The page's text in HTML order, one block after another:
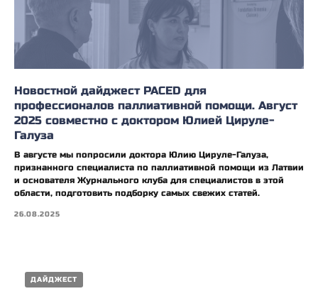
Новостной дайджест PACED для
профессионалов паллиативной помощи. Август
2025 совместно с доктором Юлией Цируле-
Галуза
В августе мы попросили доктора Юлию Цируле-Галуза,
признанного специалиста по паллиативной помощи из Латвии
и основателя Журнального клуба для специалистов в этой
области, подготовить подборку самых свежих статей.
26.08.2025
ДАЙДЖЕСТ